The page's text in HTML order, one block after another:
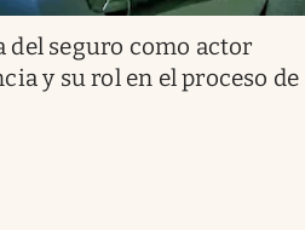
del seguro como actor
y su rol en el proceso de